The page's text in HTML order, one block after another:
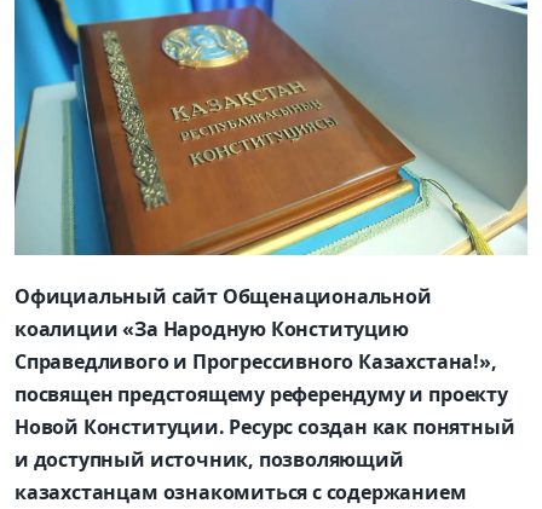
Официальный сайт Общенациональной
коалиции «За Народную Конституцию
Справедливого и Прогрессивного Казахстана!»,
посвящен предстоящему референдуму и проекту
Новой Конституции. Ресурс создан как понятный
и доступный источник, позволяющий
казахстанцам ознакомиться с содержанием